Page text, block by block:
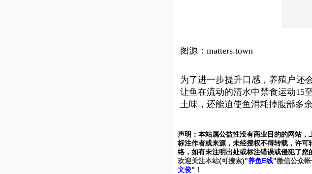
图源：matters.town
为了进一步提升口感，养殖户还
让鱼在流动的清水中禁食运动15
土味，还能迫使鱼消耗掉腹部多
声明： 本站属公益性没有商业目的的网站
标注作者或来源，未经授权不得转载，许
络，如有未注明出处或标注错误或侵犯了您
欢迎关注本站(可搜索)"养鱼E线"微信公众
文俊"！